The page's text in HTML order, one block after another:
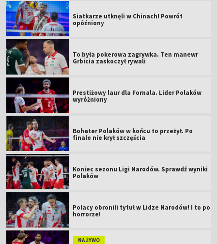
Siatkarze utknęli w Chinach! Powrót
opóźniony
To była pokerowa zagrywka. Ten manewr
Grbicia zaskoczył rywali
Prestiżowy laur dla Fornala. Lider Polaków
wyróżniony
Bohater Polaków w końcu to przeżył. Po
finale nie krył szczęścia
Koniec sezonu Ligi Narodów. Sprawdź wyniki
Polaków
Polacy obronili tytuł w Lidze Narodów! I to po
horrorze!
NA ŻYWO